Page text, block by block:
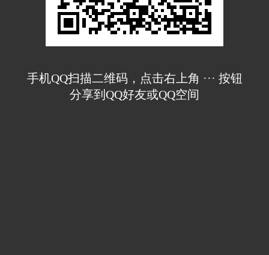
手机QQ扫描二维码，点击右上角 ··· 按钮
分享到QQ好友或QQ空间